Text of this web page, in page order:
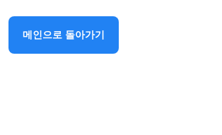
메인으로 돌아가기